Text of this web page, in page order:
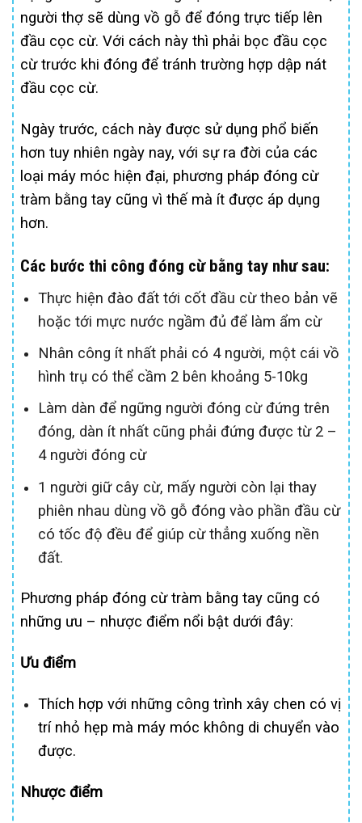
người thợ sẽ dùng vồ gỗ để đóng trực tiếp lên
đầu cọc cừ. Với cách này thì phải bọc đầu cọc
cừ trước khi đóng để tránh trường hợp dập nát
đầu cọc cừ.
Ngày trước, cách này được sử dụng phổ biến
hơn tuy nhiên ngày nay, với sự ra đời của các
loại máy móc hiện đại, phương pháp đóng cừ
tràm bằng tay cũng vì thế mà ít được áp dụng
hơn.
Các bước thi công đóng cừ bằng tay như sau:
Thực hiện đào đất tới cốt đầu cừ theo bản vẽ
hoặc tới mực nước ngầm đủ để làm ẩm cừ
Nhân công ít nhất phải có 4 người, một cái vồ
hình trụ có thể cầm 2 bên khoảng 5-10kg
Làm dàn để ngững người đóng cừ đứng trên
đóng, dàn ít nhất cũng phải đứng được từ 2 –
4 người đóng cừ
1 người giữ cây cừ, mấy người còn lại thay
phiên nhau dùng vồ gỗ đóng vào phần đầu cừ
có tốc độ đều để giúp cừ thẳng xuống nền
đất.
Phương pháp đóng cừ tràm bằng tay cũng có
những ưu – nhược điểm nổi bật dưới đây:
Ưu điểm
Thích hợp với những công trình xây chen có vị
trí nhỏ hẹp mà máy móc không di chuyển vào
được.
Nhược điểm